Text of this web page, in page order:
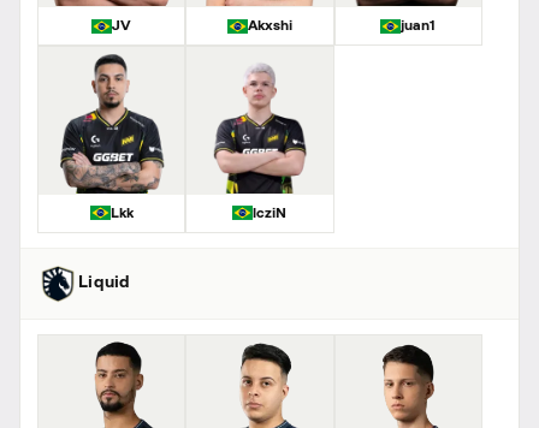
JV Akxshi juan1
Lkk lcziN
Liquid